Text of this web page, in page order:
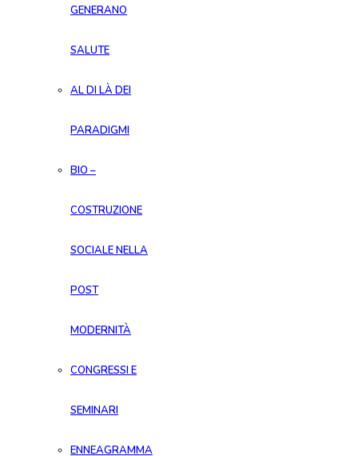
GENERANO
SALUTE
AL DI LÀ DEI
PARADIGMI
BIO –
COSTRUZIONE
SOCIALE NELLA
POST
MODERNITÀ
CONGRESSI E
SEMINARI
ENNEAGRAMMA